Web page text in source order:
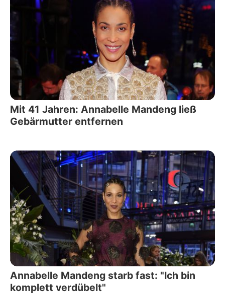
Mit 41 Jahren: Annabelle Mandeng ließ
Gebärmutter entfernen
Annabelle Mandeng starb fast: "Ich bin
komplett verdübelt"